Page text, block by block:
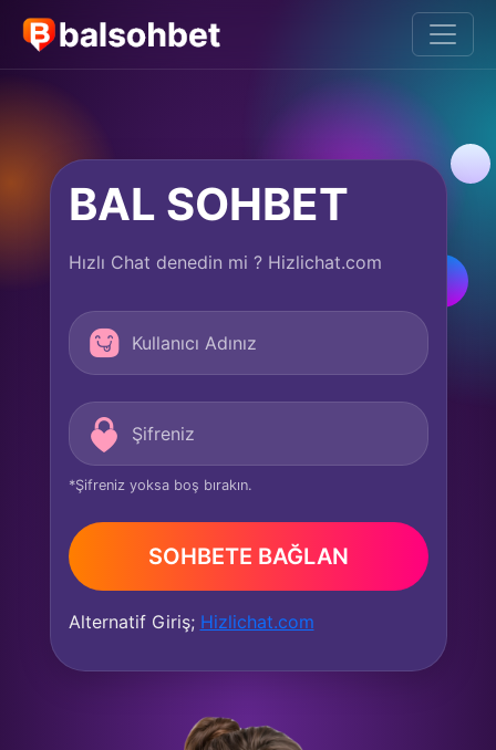
BAL SOHBET
Hızlı Chat denedin mi ? Hizlichat.com
*Şifreniz yoksa boş bırakın.
SOHBETE BAĞLAN
Alternatif Giriş; Hizlichat.com